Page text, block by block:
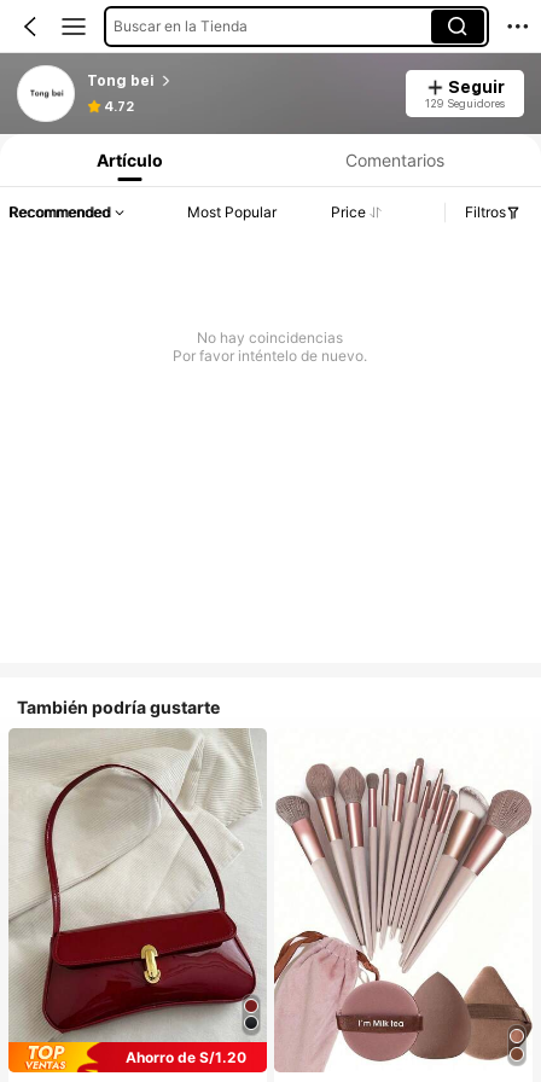
Buscar en la Tienda
Tong bei
4.72
Seguir
129 Seguidores
Artículo Comentarios
Recommended Most Popular Price Filtros
No hay coincidencias
Por favor inténtelo de nuevo.
También podría gustarte
Ahorro de S/1.20